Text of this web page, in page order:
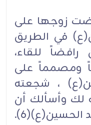
زوجها على
في الطريق
للقاء،
ومصمماً على
، شجعته
لك وأسألك أن
الحسين(ع)(6).